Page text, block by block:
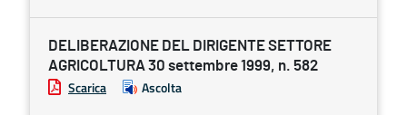
DELIBERAZIONE DEL DIRIGENTE SETTORE
AGRICOLTURA 30 settembre 1999, n. 582
Scarica Ascolta